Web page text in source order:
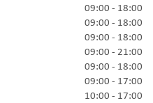
09:00 - 18:00
09:00 - 18:00
09:00 - 18:00
09:00 - 21:00
09:00 - 18:00
09:00 - 17:00
10:00 - 17:00